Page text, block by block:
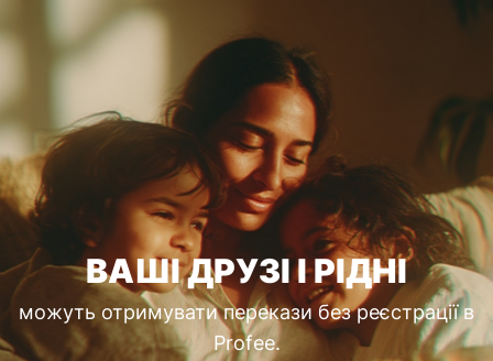
ВАШІ ДРУЗІ І РІДНІ
можуть отримувати перекази без реєстрації в
Profee.